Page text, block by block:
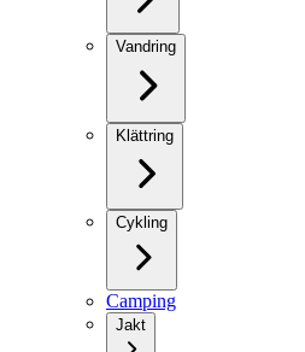
Vandring
Klättring
Cykling
Camping
Jakt